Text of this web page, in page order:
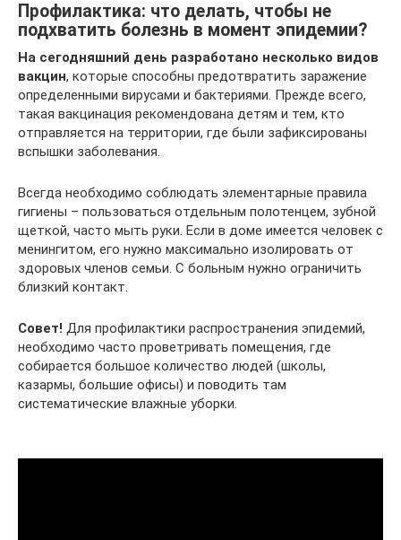
Профилактика: что делать, чтобы не
подхватить болезнь в момент эпидемии?
На сегодняшний день разработано несколько видов
вакцин, которые способны предотвратить заражение
определенными вирусами и бактериями. Прежде всего,
такая вакцинация рекомендована детям и тем, кто
отправляется на территории, где были зафиксированы
вспышки заболевания.
Всегда необходимо соблюдать элементарные правила
гигиены – пользоваться отдельным полотенцем, зубной
щеткой, часто мыть руки. Если в доме имеется человек с
менингитом, его нужно максимально изолировать от
здоровых членов семьи. С больным нужно ограничить
близкий контакт.
Совет! Для профилактики распространения эпидемий,
необходимо часто проветривать помещения, где
собирается большое количество людей (школы,
казармы, большие офисы) и поводить там
систематические влажные уборки.